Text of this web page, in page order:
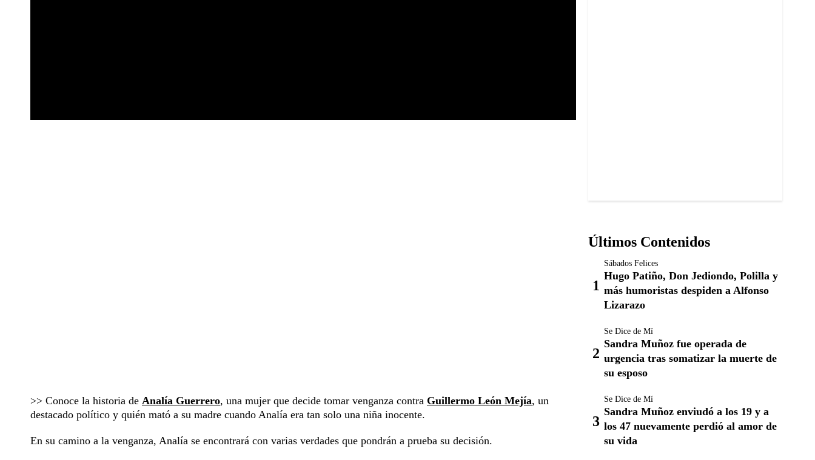
>> Conoce la historia de Analía Guerrero, una mujer que decide tomar venganza contra Guillermo León Mejía, un
destacado político y quién mató a su madre cuando Analía era tan solo una niña inocente.
En su camino a la venganza, Analía se encontrará con varias verdades que pondrán a prueba su decisión.
Últimos Contenidos
Sábados Felices
Hugo Patiño, Don Jediondo, Polilla y
más humoristas despiden a Alfonso
Lizarazo
Se Dice de Mí
Sandra Muñoz fue operada de
urgencia tras somatizar la muerte de
su esposo
Se Dice de Mí
Sandra Muñoz enviudó a los 19 y a
los 47 nuevamente perdió al amor de
su vida